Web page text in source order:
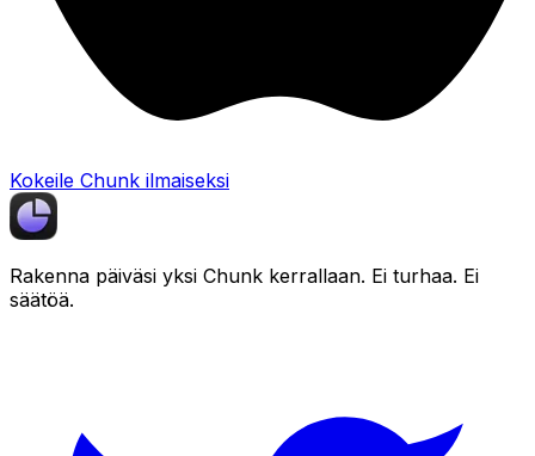
Kokeile Chunk ilmaiseksi
Rakenna päiväsi yksi Chunk kerrallaan. Ei turhaa. Ei
säätöä.